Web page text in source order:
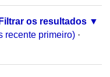
Filtrar os resultados
recente primeiro) ·